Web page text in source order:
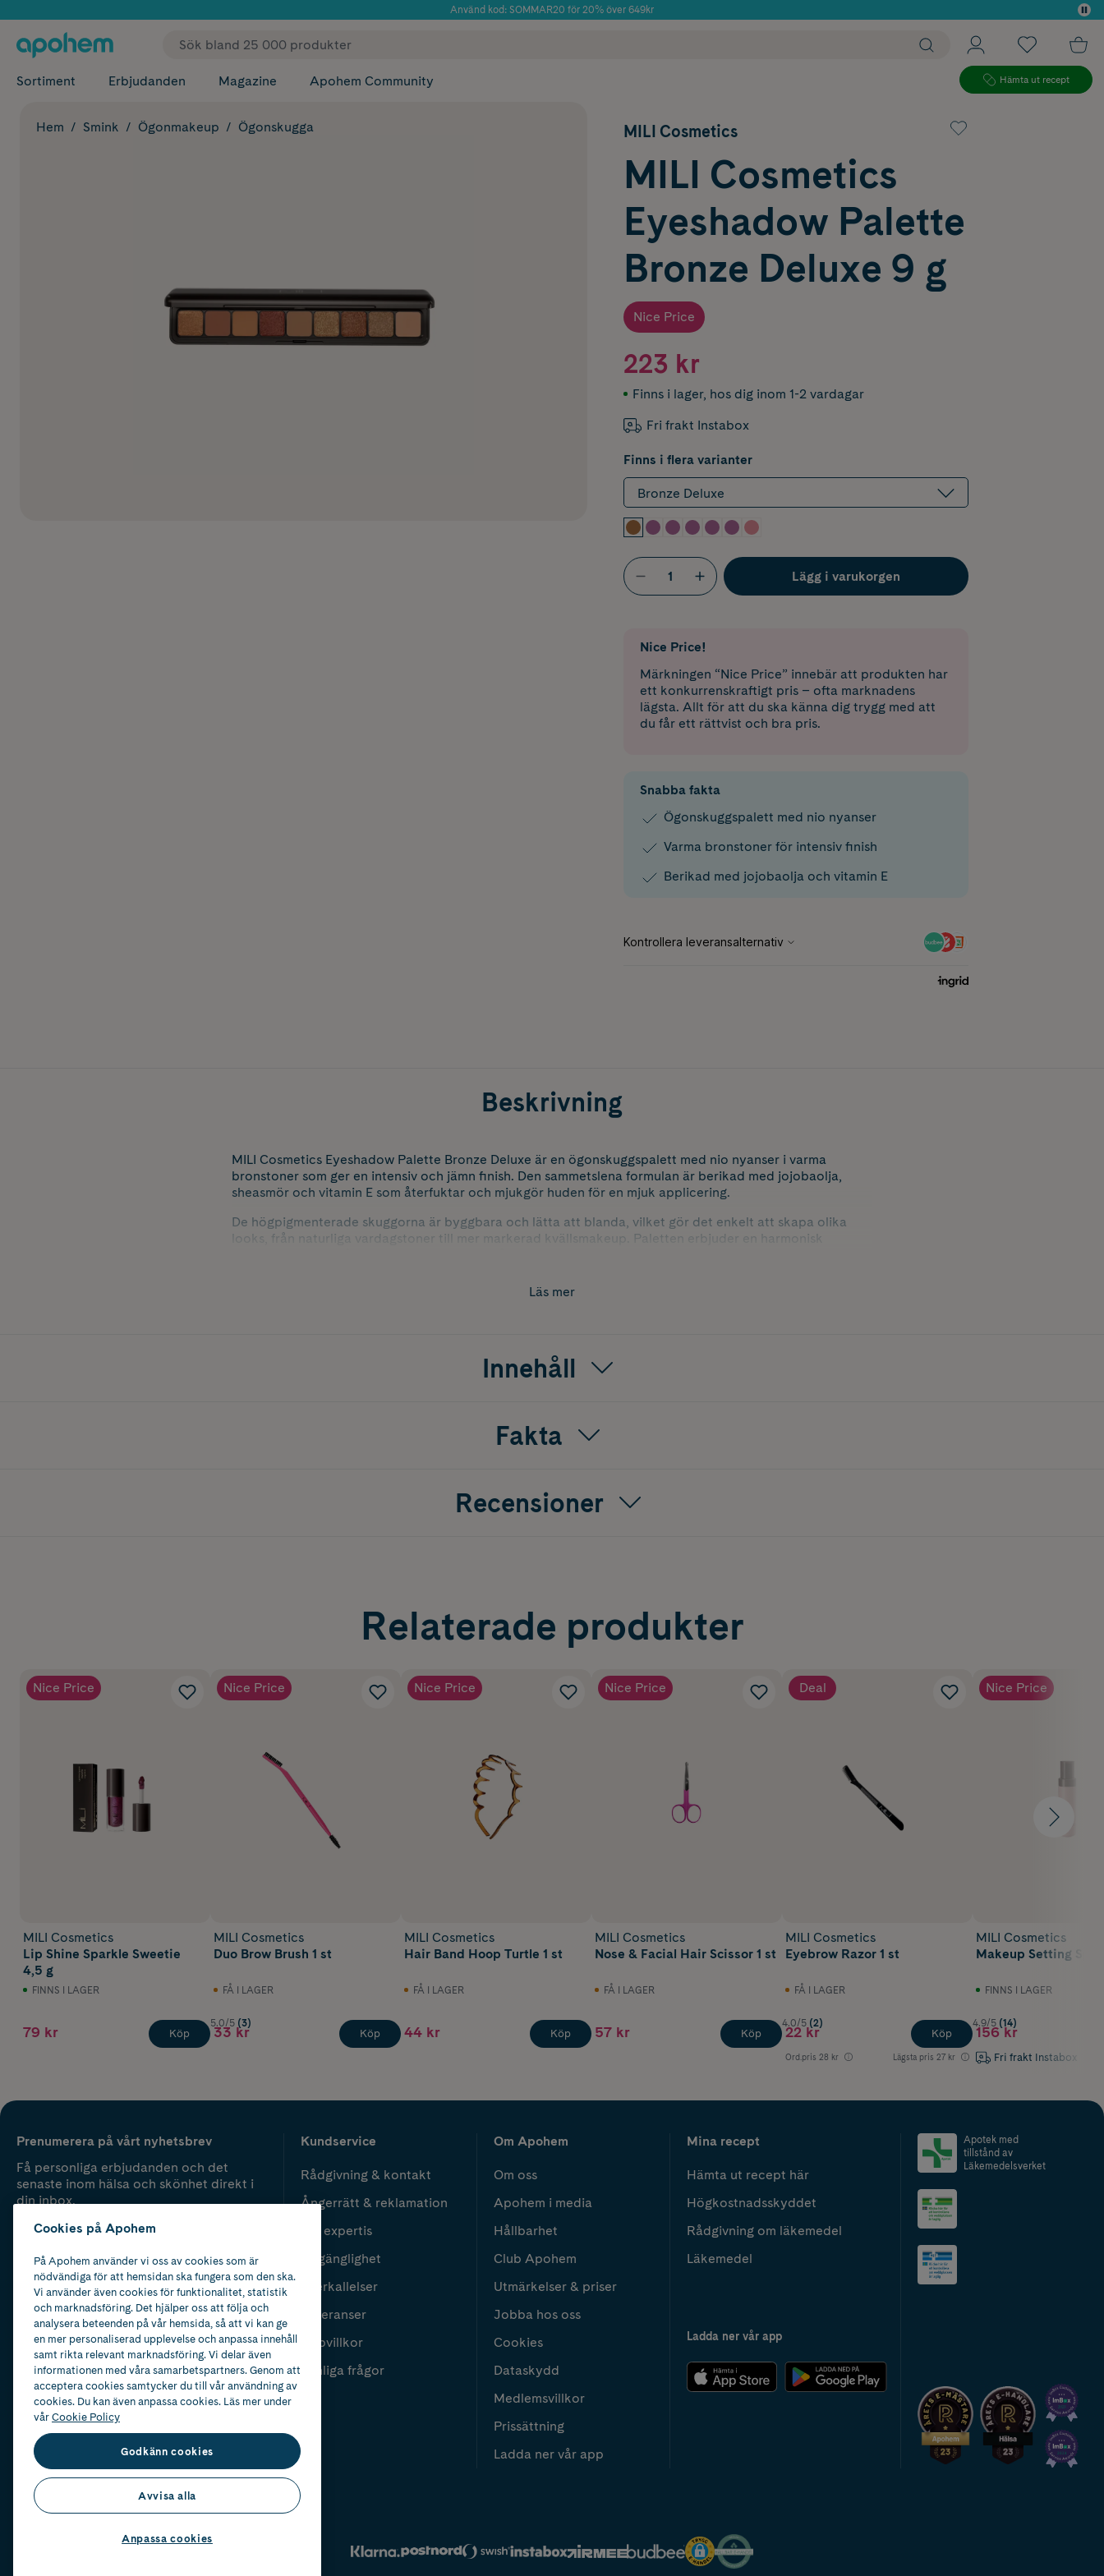
Använd kod: SOMMAR20 för 20% över 649kr
✓ Fri frakt
Sortiment Erbjudanden Magazine Apohem Community Hämta ut recept
Hem Smink Ögonmakeup Ögonskugga MILI Cosmetics
MILI Cosmetics
Eyeshadow Palette
Bronze Deluxe 9 g
Nice Price
223 kr
Finns i lager, hos dig inom 1-2 vardagar
Fri frakt Instabox
Finns i flera varianter
Bronze Deluxe
Lägg i varukorgen
Nice Price!
Märkningen “Nice Price” innebär att produkten har
ett konkurrenskraftigt pris – ofta marknadens
lägsta. Allt för att du ska känna dig trygg med att
du får ett rättvist och bra pris.
Snabba fakta
Ögonskuggspalett med nio nyanser
Varma bronstoner för intensiv finish
Berikad med jojobaolja och vitamin E
Beskrivning
MILI Cosmetics Eyeshadow Palette Bronze Deluxe är en ögonskuggspalett med nio nyanser i varma
bronstoner som ger en intensiv och jämn finish. Den sammetslena formulan är berikad med jojobaolja,
sheasmör och vitamin E som återfuktar och mjukgör huden för en mjuk applicering.
De högpigmenterade skuggorna är byggbara och lätta att blanda, vilket gör det enkelt att skapa olika
looks, från naturliga vardagstoner till mer markerad kvällsmakeup. Paletten erbjuder en harmonisk
Läs mer
Innehåll
Fakta
Recensioner
Relaterade produkter
Nice Price
MILI Cosmetics
Lip Shine Sparkle Sweetie
4,5 g
FINNS I LAGER
79 kr Köp
Nice Price
MILI Cosmetics
Duo Brow Brush 1 st
FÅ I LAGER
5.0/5 (3)
33 kr Köp
Nice Price
MILI Cosmetics
Hair Band Hoop Turtle 1 st
FÅ I LAGER
44 kr Köp
Nice Price
MILI Cosmetics
Nose & Facial Hair Scissor 1 st
FÅ I LAGER
57 kr Köp
Deal
MILI Cosmetics
Eyebrow Razor 1 st
FÅ I LAGER
4.0/5 (2)
22 kr
Ord.pris 28 kr Lägsta pris 27 kr
Köp
Nice Price
MILI Cosmetics
Makeup Setting
FINNS I LAGER
4.9/5 (14)
156 kr
Fri frakt Instabox
Prenumerera på vårt nyhetsbrev
Få personliga erbjudanden och det
senaste inom hälsa och skönhet direkt i
din inbox.
Kundservice
Rådgivning & kontakt
Ångerrätt & reklamation
Vår expertis
Tillgänglighet
Återkallelser
Leveranser
Köpvillkor
Vanliga frågor
Om Apohem
Om oss
Apohem i media
Hållbarhet
Club Apohem
Utmärkelser & priser
Jobba hos oss
Cookies
Dataskydd
Medlemsvillkor
Prissättning
Ladda ner vår app
Mina recept
Hämta ut recept här
Högkostnadsskyddet
Rådgivning om läkemedel
Läkemedel
Ladda ner vår app
Apotek med
tillstånd av
Läkemedelsverket
2024
Cookies på Apohem
På Apohem använder vi oss av cookies som är
nödvändiga för att hemsidan ska fungera som den ska.
Vi använder även cookies för funktionalitet, statistik
och marknadsföring. Det hjälper oss att följa och
analysera beteenden på vår hemsida, så att vi kan ge
en mer personaliserad upplevelse och anpassa innehåll
samt rikta relevant marknadsföring. Vi delar även
informationen med våra samarbetspartners. Genom att
acceptera cookies samtycker du till vår användning av
cookies. Du kan även anpassa cookies. Läs mer under
vårCookie Policy
Godkänn cookies
Avvisa alla
Anpassa cookies